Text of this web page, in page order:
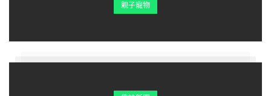
親子寵物